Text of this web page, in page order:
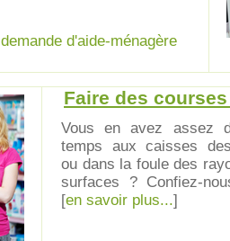
demande d'aide-ménagère
Faire des
Vous en avez assez
temps aux caisses
ou dans la foule des
surfaces ? Confiez-
[en savoir plus...]